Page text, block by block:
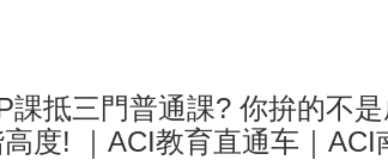
課抵三門普通課? 你拚的不
度! ｜ACI教育直通车｜ACI